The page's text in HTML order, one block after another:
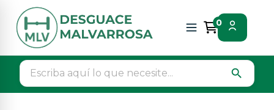
0
search
Inicio Piezas vehículos
Pinza freno delantera derecha